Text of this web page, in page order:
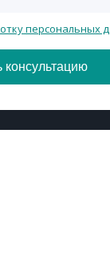
персональных